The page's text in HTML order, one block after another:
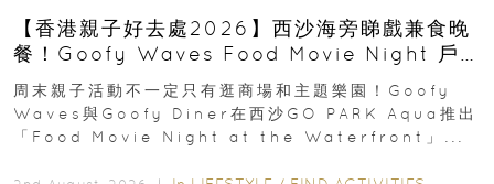
【香港親子好去處2026】西沙海旁睇戲兼食晚
餐！Goofy Waves Food Movie Night 戶
外影院逢週末登場
周末親子活動不一定只有逛商場和主題樂園！Goofy
Waves與Goofy Diner在西沙GO PARK Aqua推出
「Food Movie Night at the Waterfront」...